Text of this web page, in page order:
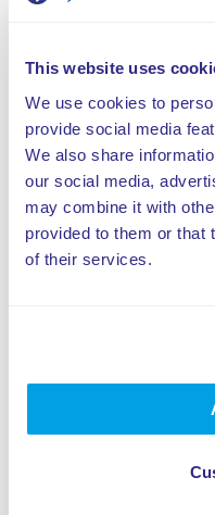
This website uses
We use cookies to
provide social media
We also share
our social media,
may combine it with
provided to them or that
of their services.